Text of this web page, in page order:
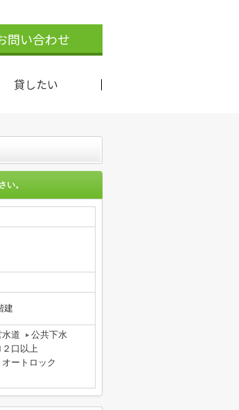
問い合わせ
貸したい
い。
建
道
公共下水
２口以上
オートロック